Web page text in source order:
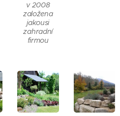
v 2008
založena
jakousi
zahradní
firmou